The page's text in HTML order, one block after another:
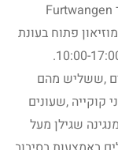
המוזיאון ממוקם בכיכר Robert-Gerwig בעיר Furtwangen
המוזיאון פתוח בעונת
,ששליש מהם
קוקייה ,שעונים
שגילן מעל